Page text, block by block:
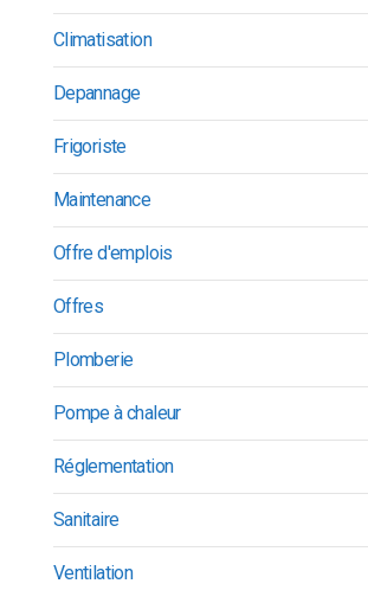
Climatisation
Depannage
Frigoriste
Maintenance
Offre d'emplois
Offres
Plomberie
Pompe à chaleur
Réglementation
Sanitaire
Ventilation